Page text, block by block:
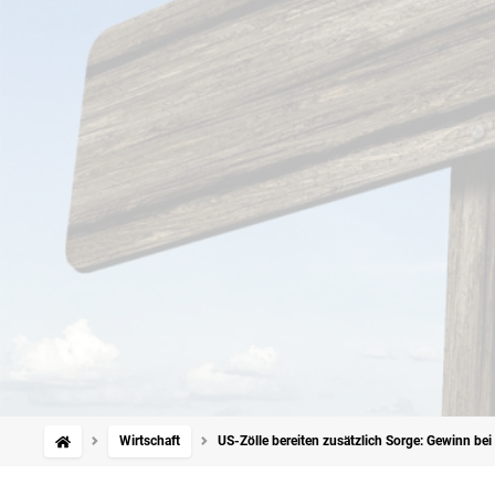
Wirtschaft US-Zölle bereiten zusätzlich Sorge: Gewinn